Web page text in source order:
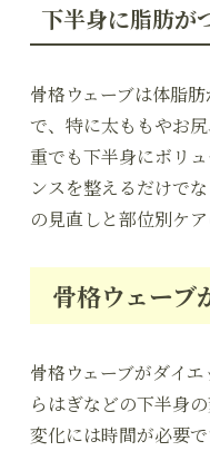
下半身に脂肪が
骨格ウェーブは体脂
で、特に太ももやお
重でも下半身にボリ
ンスを整えるだけで
の見直しと部位別ケ
骨格ウェーブ
骨格ウェーブがダイ
らはぎなどの下半身
変化には時間が必要